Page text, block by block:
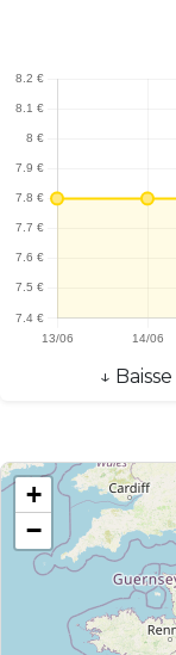
↓ Baisse
+
−